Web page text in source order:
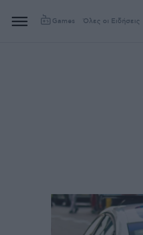
Games Όλες οι Ειδήσεις